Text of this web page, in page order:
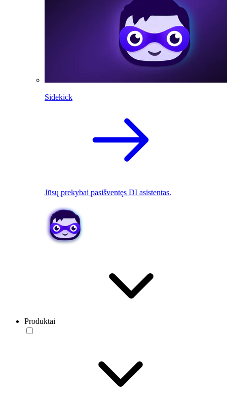
Sidekick
Jūsų prekybai pasišventęs DI asistentas.
Produktai